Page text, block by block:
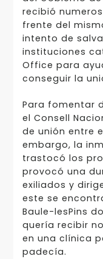
recibió
frente del
intento de
instituciones
Office para
conseguir la
Para fomentar
el Consell
de unión entre
embargo, la
trastocó los
provocó una
exiliados y
este se
Baule-lesPins
quería recibir
en una clínica
padecía.